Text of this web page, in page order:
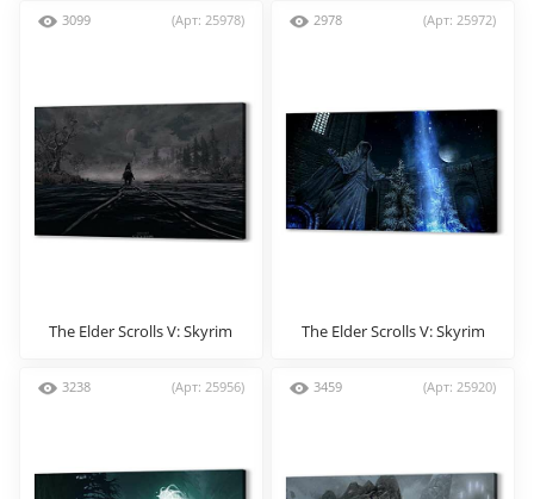
3099 (Арт: 25978)
The Elder Scrolls V: Skyrim
2978 (Арт: 25972)
The Elder Scrolls V: Skyrim
3238 (Арт: 25956) 3459 (Арт: 25920)